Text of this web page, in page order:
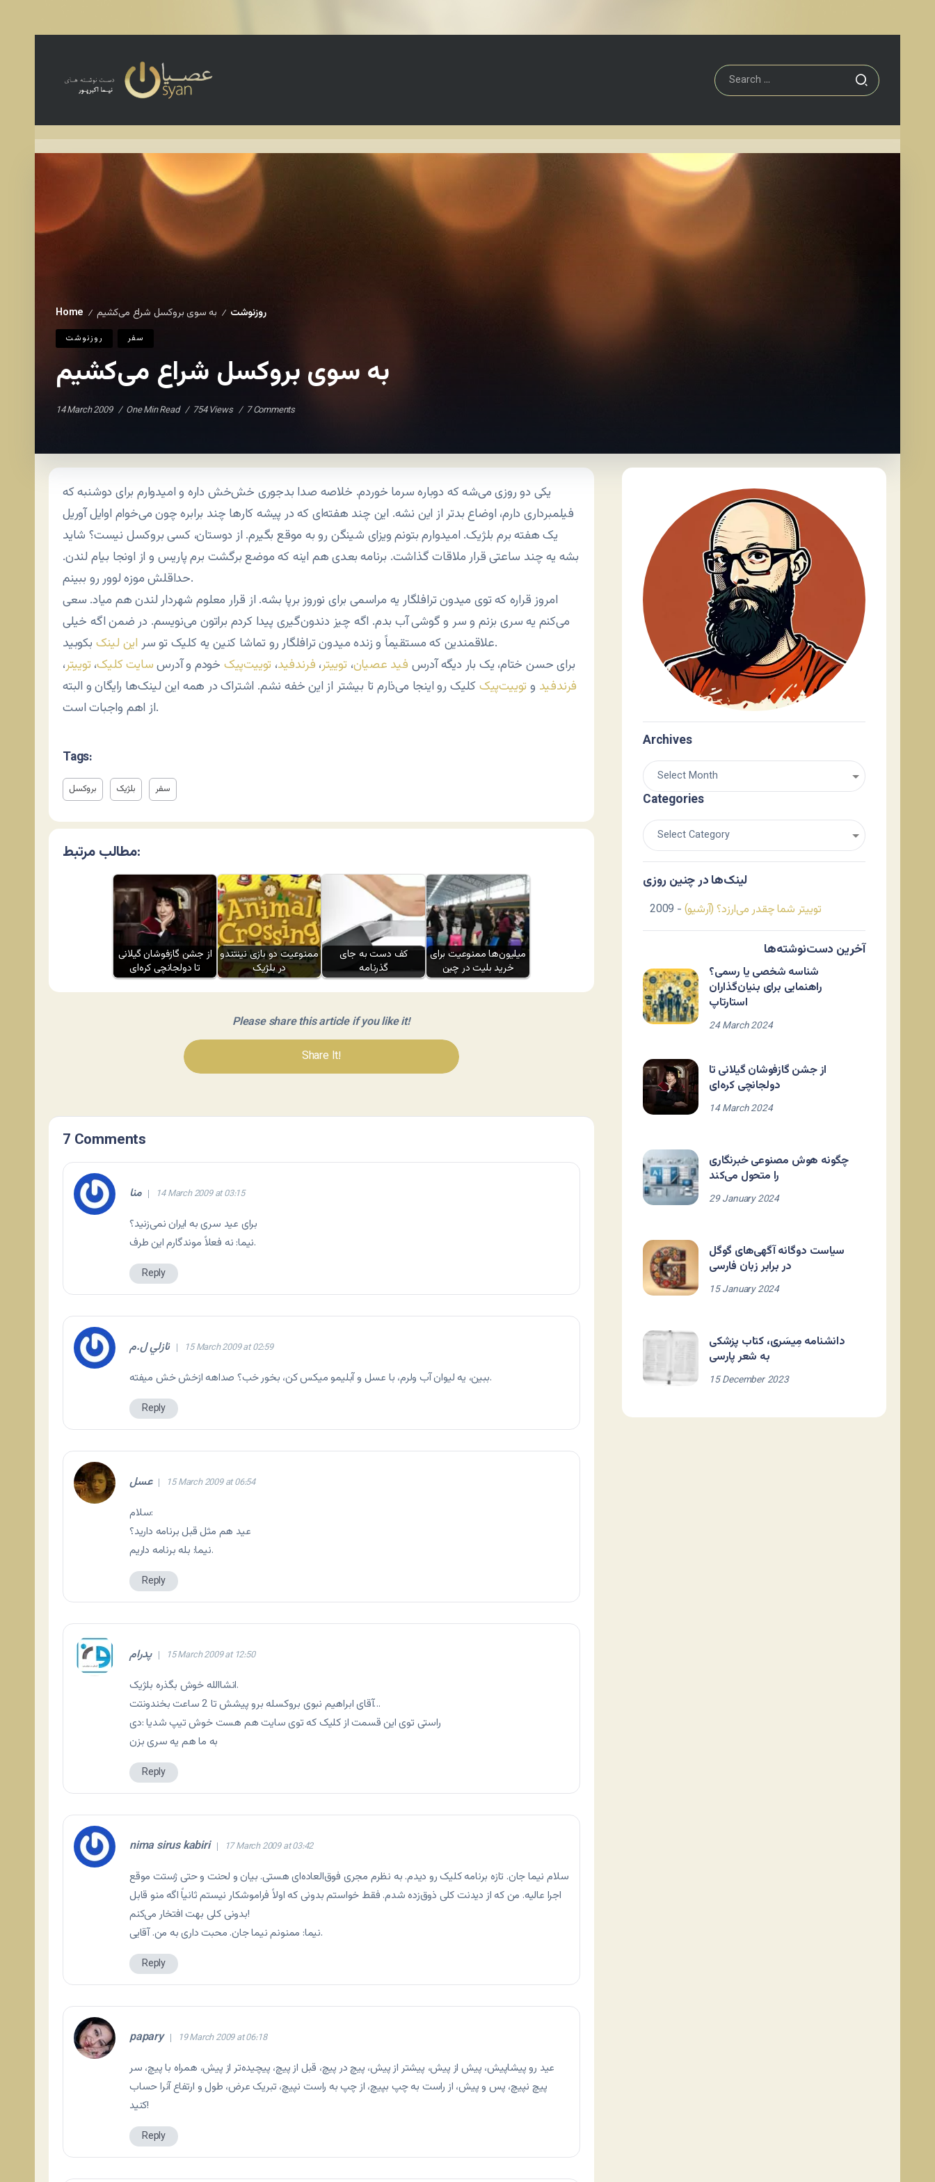
Home / روزنوشت / به سوی بروکسل شراع می‌کشیم
روزنوشت سفر
به سوی بروکسل شراع می‌کشیم
14 March 2009 One Min Read 754 Views 7 Comments
یکی دو روزی می‌شه که دوباره سرما خوردم. خلاصه صدا بدجوری خش‌خش داره و امیدوارم برای دوشنبه که
فیلمبرداری دارم، اوضاع بدتر از این نشه. این چند هفته‌ای که در پیشه کارها چند برابره چون می‌خوام اوایل آوریل
یک هفته برم بلژیک. امیدوارم بتونم ویزای شینگن رو به موقع بگیرم. از دوستان، کسی بروکسل نیست؟ شاید
بشه یه چند ساعتی قرار ملاقات گذاشت. برنامه بعدی هم اینه که موضع برگشت برم پاریس و از اونجا بیام لندن.
حداقلش موزه لوور رو ببینم.
امروز قراره که توی میدون ترافلگار یه مراسمی برای نوروز برپا بشه. از قرار معلوم شهردار لندن هم میاد. سعی
می‌کنم یه سری بزنم و سر و گوشی آب بدم. اگه چیز دندون‌گیری پیدا کردم براتون می‌نویسم. در ضمن اگه خیلی
علاقمندین که مستقیماً و زنده میدون ترافلگار رو تماشا کنین یه کلیک تو سر این لینک
بکوبید.
برای حسن ختام، یک بار دیگه آدرس فید عصیان، توییتر، فرندفید، توییت‌پیک خودم و آدرسسایت کلیک، توییتر،
فرندفید و توییت‌پیککلیک رو اینجا می‌ذارم تا بیشتر از این خفه نشم. اشتراک در همه این لینک‌ها رایگان و البته
از اهم واجبات است.
Tags:
بروکسل بلژیک سفر
مطالب مرتبط:
از جشن گازفوشان گیلانی
تا دولجانچی کره‌ای
ممنوعیت دو بازی نینتندو
در بلژیک
کف دست به جای
گذرنامه
میلیون‌ها ممنوعیت برای
خرید بلیت در چین
Please share this article if you like it!
Share It!
7 Comments
منا 14 March 2009 at 03:15
برای عید سری به ایران نمی‌زنید؟
نیما: نه فعلاً موندگارم این طرف.
Reply
نازلي ل.م 15 March 2009 at 02:59
ببین، یه لیوان آب ولرم، با عسل و آبليمو میکس کن، بخور خب؟ صداهه ازخش خش میفته.
Reply
عسل 15 March 2009 at 06:54
سلام:
عید هم مثل قبل برنامه دارید؟
نیما: بله برنامه داریم.
Reply
پدرام 15 March 2009 at 12:50
انشاالله خوش بگذره بلژیک.
آقای ابراهیم نبوی بروکسله برو پیشش تا 2 ساعت بخندونتت…
راستی توی این قسمت از کلیک که توی سایت هم هست خوش تیپ شدیا :دی
به ما هم یه سری بزن
Reply
nima sirus kabiri 17 March 2009 at 03:42
سلام نیما جان. تازه برنامه کلیک رو دیدم. به نظرم مجری فوق‌العاده‌ای هستی. بیان و لحنت و حتی ژستت موقع
اجرا عالیه. من که از دیدنت کلی ذوق‌زده شدم. فقط خواستم بدونی که اولاً فراموشکار نیستم ثانیاً اگه منو قابل
بدونی کلی بهت افتخار می‌کنم!
نیما: ممنونم نیما جان. محبت داری به من. آقایی.
Reply
papary 19 March 2009 at 06:18
عید رو پیشاپیش، پیش از پیش، پیشتر از پیش، پیچ در پیچ، قبل از پیچ، پیچیده‌تر از پیش، همراه با پیچ، سر
پیچ نپیچ، پس و پیش، از راست به چپ بپیچ، از چپ به راست نپیچ، تبریک عرض، طول و ارتفاع آنرا حساب
کنید!
Reply
Archives
Categories
لینک‌ها در چنین روزی
توییتر شما چقدر می‌ارزد؟ (آرشیو) - 2009
آخرین دست‌نوشته‌ها
شناسه شخصی یا رسمی؟
راهنمایی برای بنیان‌گذاران
استارتاپ
24 March 2024
از جشن گازفوشان گیلانی تا
دولجانچی کره‌ای
14 March 2024
چگونه هوش مصنوعی خبرنگاری
را متحول می‌کند
29 January 2024
سیاست دوگانه آگهی‌های گوگل
در برابر زبان فارسی
15 January 2024
دانشنامه مِیسَری، کتاب پزشکی
به شعر پارسی
15 December 2023